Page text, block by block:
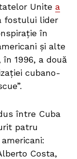
Unite a
fostului lider
în
și alte
1996, a două
cubano-
între Cuba
patru
Costa,